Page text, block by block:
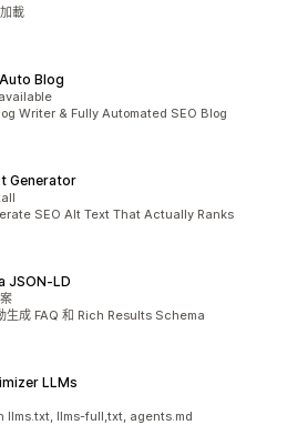
載
Blog
Writer & Fully Automated SEO Blog
Generator
SEO Alt Text That Actually Ranks
JSON‑LD
生成 FAQ 和 Rich Results Schema
LLMs
llms.txt, llms-full,txt, agents.md